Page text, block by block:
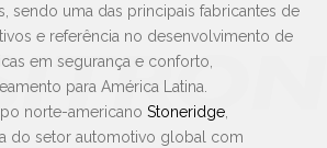
sendo uma das principais fabricantes de
e referência no desenvolvimento de
em segurança e conforto,
para América Latina.
norte-americano Stoneridge
do setor automotivo global com